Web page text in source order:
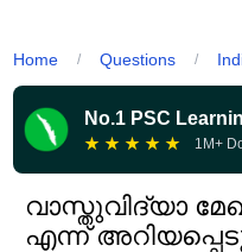
Home / Questions /
No.1 PSC
★ ★ ★ ★ ★ 1M+
വാസ്തുവിദ്യാ
എന്ന്